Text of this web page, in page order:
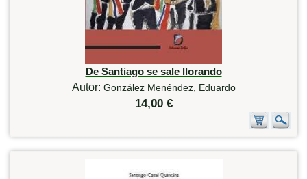
De Santiago se sale llorando
Autor: González Menéndez, Eduardo
14,00 €